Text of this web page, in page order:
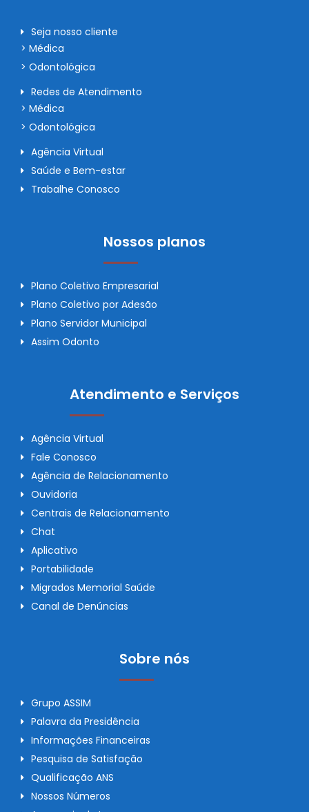
Seja nosso cliente
> Médica
> Odontológica
Redes de Atendimento
> Médica
> Odontológica
Agência Virtual
Saúde e Bem-estar
Trabalhe Conosco
Nossos planos
Plano Coletivo Empresarial
Plano Coletivo por Adesão
Plano Servidor Municipal
Assim Odonto
Atendimento e Serviços
Agência Virtual
Fale Conosco
Agência de Relacionamento
Ouvidoria
Centrais de Relacionamento
Chat
Aplicativo
Portabilidade
Migrados Memorial Saúde
Canal de Denúncias
Sobre nós
Grupo ASSIM
Palavra da Presidência
Informações Financeiras
Pesquisa de Satisfação
Qualificação ANS
Nossos Números